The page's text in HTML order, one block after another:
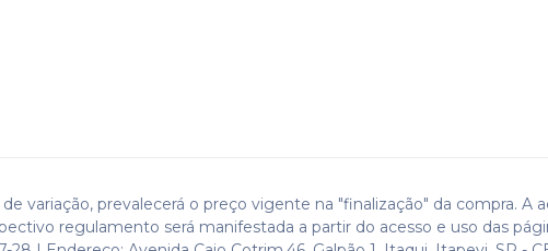
variação, prevalecerá o preço vigente na "finalização" da compra. A
regulamento será manifestada a partir do acesso e uso das